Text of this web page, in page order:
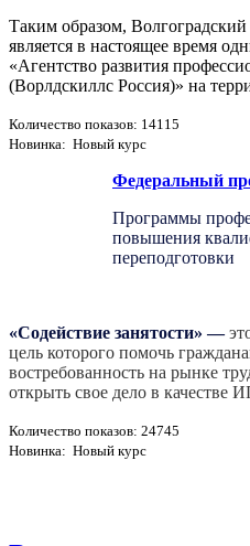
Таким образом,
является в настоящее время
«Агентство развития
(Ворлдскиллс Россия)» на
Количество показов: 14115
Новинка: Новый курс
Федеральный
Программы
повышения
переподготовки
«Содействие занятости» —
цель которого помочь
востребованность на рынке
открыть свое дело в качестве
Количество показов: 24745
Новинка: Новый курс